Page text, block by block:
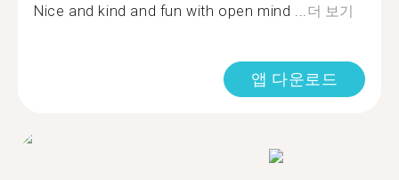
Nice and kind and fun with open mind ...더 보기
앱 다운로드